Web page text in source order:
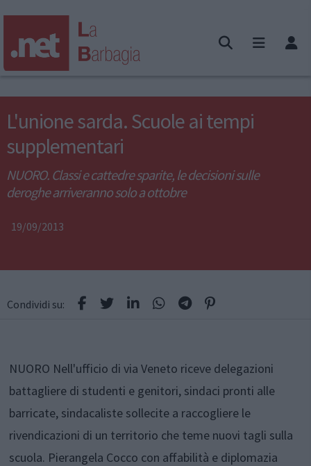
L'unione sarda. Scuole ai tempi
supplementari
NUORO. Classi e cattedre sparite, le decisioni sulle
deroghe arriveranno solo a ottobre
19/09/2013
Condividi su:
NUORO Nell'ufficio di via Veneto riceve delegazioni
battagliere di studenti e genitori, sindaci pronti alle
barricate, sindacaliste sollecite a raccogliere le
rivendicazioni di un territorio che teme nuovi tagli sulla
scuola. Pierangela Cocco con affabilità e diplomazia